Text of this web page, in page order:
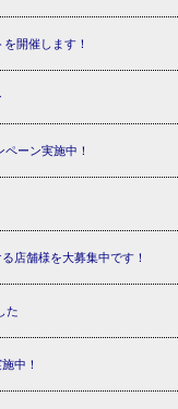
開催します！
ーン実施中！
店舗様を大募集中です！
た
中！